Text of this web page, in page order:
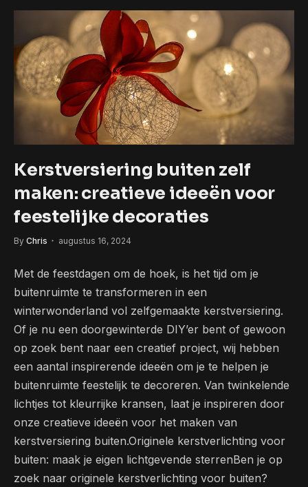
Kerstversiering buiten zelf
maken: creatieve ideeën voor
feestelijke decoraties
By Chris augustus 16, 2024
Met de feestdagen ​om de hoek, is het tijd om ​je
buitenruimte ‍te transformeren in een
winterwonderland​ vol zelfgemaakte⁣ kerstversiering.
Of je nu een doorgewinterde DIY’er ⁣bent of gewoon
op zoek bent naar een creatief project, wij hebben
een aantal inspirerende ideeën om je te helpen‌ je
buitenruimte feestelijk te ⁢decoreren. Van twinkelende
‌lichtjes tot kleurrijke kransen, laat je inspireren‍ door
onze creatieve ‌ideeën voor het maken van
⁢kerstversiering buiten.Originele kerstverlichting⁢ voor
buiten: maak je​ eigen ⁤lichtgevende⁣ sterrenBen je op
‌zoek naar originele kerstverlichting voor ⁣buiten?